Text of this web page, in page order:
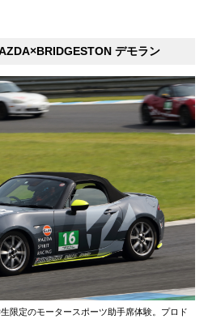
デモラン
限定のモータースポーツ助手席体験。プロド